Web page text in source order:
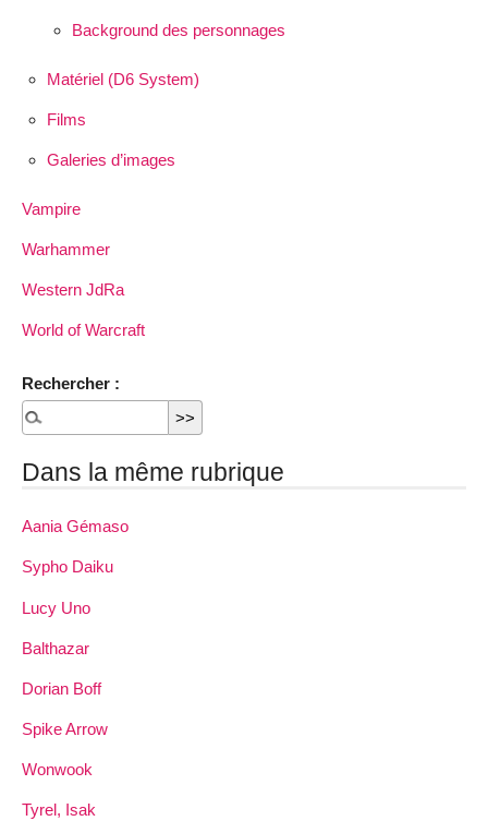
Background des personnages
Matériel (D6 System)
Films
Galeries d’images
Vampire
Warhammer
Western JdRa
World of Warcraft
Rechercher :
Dans la même rubrique
Aania Gémaso
Sypho Daiku
Lucy Uno
Balthazar
Dorian Boff
Spike Arrow
Wonwook
Tyrel, Isak